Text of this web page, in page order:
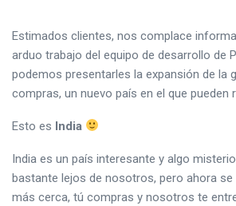
Estimados clientes, nos complace
arduo trabajo del equipo de desarrollo de
podemos presentarles la expansión de la
compras, un nuevo país en el que pueden
Esto es India
India es un país interesante y algo
bastante lejos de nosotros, pero ahora
más cerca, tú compras y nosotros te